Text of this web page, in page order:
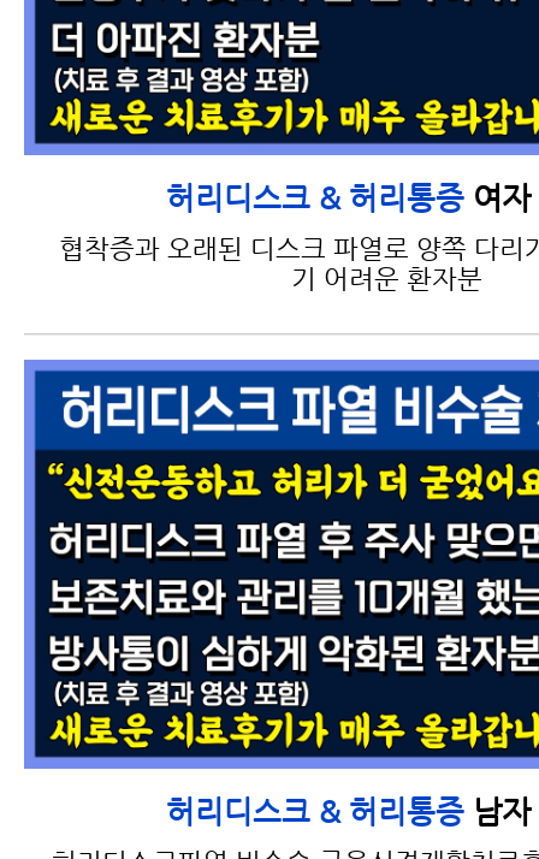
허리디스크 & 허리통증 여
협착증과 오래된 디스크 파열로 양쪽 다리
기 어려운 환자분
허리디스크 & 허리통증 남